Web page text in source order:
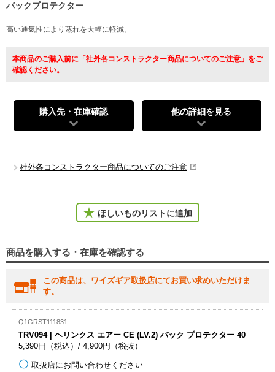
バックプロテクター
高い通気性により蒸れを大幅に軽減。
本商品のご購入前に「社外各コンストラクター商品についてのご注意」をご
確認ください。
購入先・在庫確認 他の詳細を見る
社外各コンストラクター商品についてのご注意
ほしいものリストに追加
商品を購入する・在庫を確認する
この商品は、ワイズギア取扱店にてお買い求めいただけま
す。
Q1GRST111831
TRV094 | ヘリンクス エアー CE (LV.2) バック プロテクター 40
5,390円（税込）/ 4,900円（税抜）
取扱店にお問い合わせください